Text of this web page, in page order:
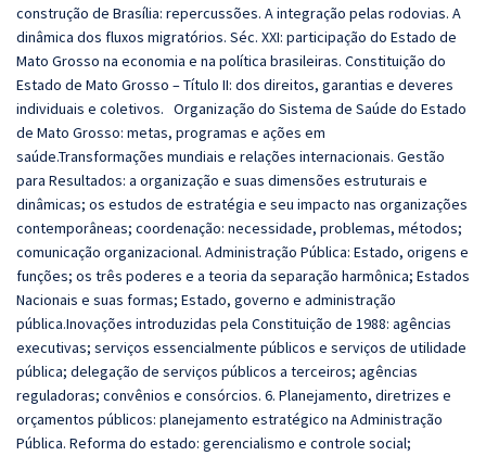
construção de Brasília: repercussões. A integração pelas rodovias. A
dinâmica dos fluxos migratórios. Séc. XXI: participação do Estado de
Mato Grosso na economia e na política brasileiras. Constituição do
Estado de Mato Grosso – Título II: dos direitos, garantias e deveres
individuais e coletivos. Organização do Sistema de Saúde do Estado
de Mato Grosso: metas, programas e ações em
saúde.Transformações mundiais e relações internacionais. Gestão
para Resultados: a organização e suas dimensões estruturais e
dinâmicas; os estudos de estratégia e seu impacto nas organizações
contemporâneas; coordenação: necessidade, problemas, métodos;
comunicação organizacional. Administração Pública: Estado, origens e
funções; os três poderes e a teoria da separação harmônica; Estados
Nacionais e suas formas; Estado, governo e administração
pública.Inovações introduzidas pela Constituição de 1988: agências
executivas; serviços essencialmente públicos e serviços de utilidade
pública; delegação de serviços públicos a terceiros; agências
reguladoras; convênios e consórcios. 6. Planejamento, diretrizes e
orçamentos públicos: planejamento estratégico na Administração
Pública. Reforma do estado: gerencialismo e controle social;